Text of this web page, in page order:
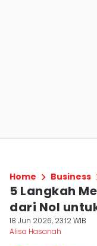
Home Business
5 Langkah
dari Nol
18 Jun 2026, 23:12 WIB
Alisa Hasanah